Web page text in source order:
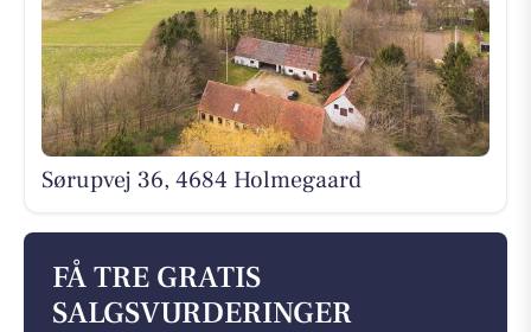
Sørupvej 36, 4684 Holmegaard
FÅ TRE GRATIS
SALGSVURDERINGER